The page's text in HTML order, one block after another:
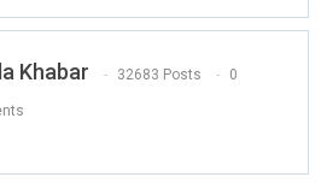
Khabar 32683 Posts 0